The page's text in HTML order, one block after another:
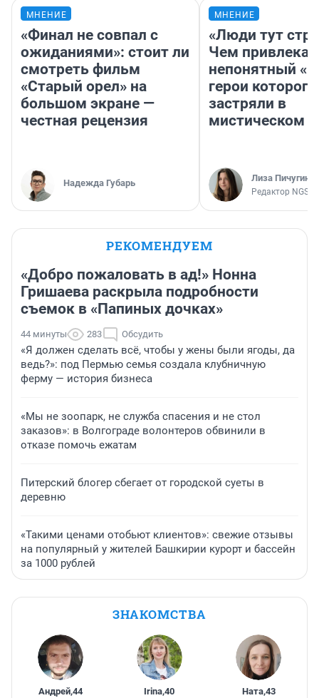
МНЕНИЕ
«Финал не совпал с
ожиданиями»: стоит ли
смотреть фильм
«Старый орел» на
большом экране —
честная рецензия
Надежда Губарь
МНЕНИЕ
«Люди тут
Чем
непонятный
герои которого
застряли в
мистическом
Лиза Пичугина
Редактор
РЕКОМЕНДУЕМ
«Добро пожаловать в ад!» Нонна
Гришаева раскрыла подробности
съемок в «Папиных дочках»
44 минуты 283 Обсудить
«Я должен сделать всё, чтобы у жены были ягоды, да
ведь?»: под Пермью семья создала клубничную
ферму — история бизнеса
«Мы не зоопарк, не служба спасения и не стол
заказов»: в Волгограде волонтеров обвинили в
отказе помочь ежатам
Питерский блогер сбегает от городской суеты в
деревню
«Такими ценами отобьют клиентов»: свежие отзывы
на популярный у жителей Башкирии курорт и бассейн
за 1000 рублей
ЗНАКОМСТВА
Андрей,44 Irina,40 Ната,43